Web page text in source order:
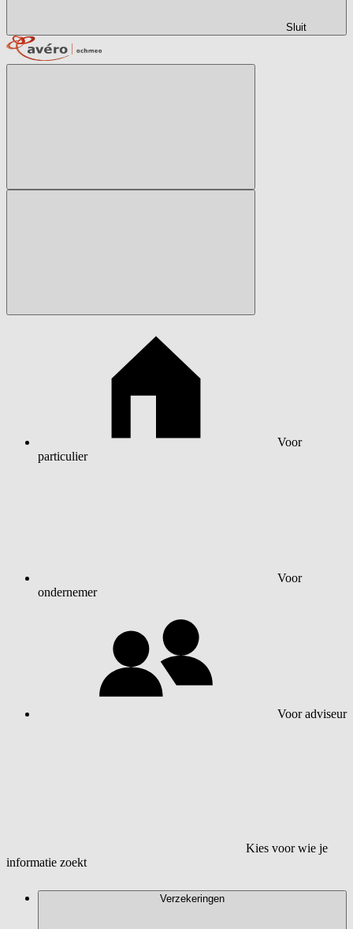
Sluit
Voor
particulier
Voor
ondernemer
Voor adviseur
Kies voor wie je
informatie zoekt
Verzekeringen